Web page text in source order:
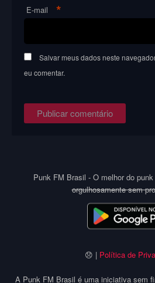
E-mail *
Salvar meus dados neste
eu comentar.
Punk FM Brasil - O melhor do
orgulhosamente sem
😞 | Política de
A Punk FM Brasil é uma iniciativa sem